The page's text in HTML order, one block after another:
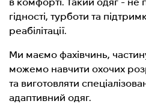
в комфорті. Такий одяг - не
гідності, турботи та
реабілітації.
Ми маємо фахівчинь,
можемо навчити охочих
та виготовляти
адаптивний одяг.